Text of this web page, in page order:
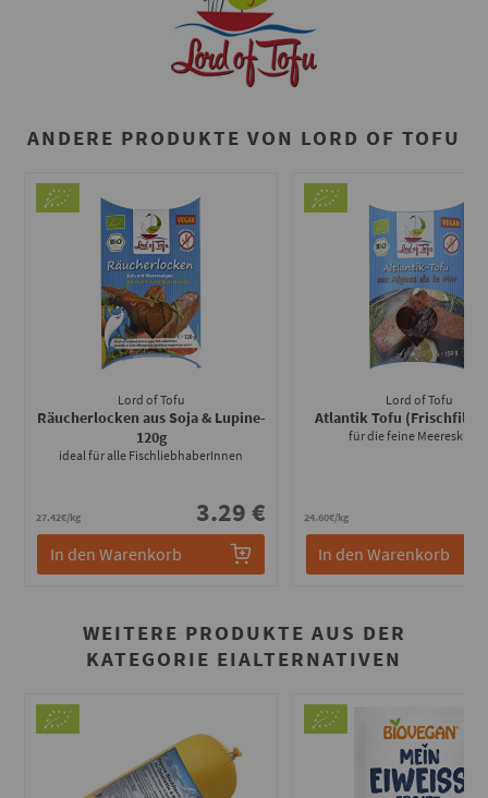
ANDERE PRODUKTE VON LORD OF TOFU
Lord of Tofu
Räucherlocken aus Soja & Lupine-
120g
ideal für alle FischliebhaberInnen
27.42€/kg 3.29 €
In den Warenkorb
Lord of Tofu
Atlantik Tofu (Frischfilet)
für die feine
24.60€/kg
In den Warenkorb
WEITERE PRODUKTE AUS DER
KATEGORIE EIALTERNATIVEN